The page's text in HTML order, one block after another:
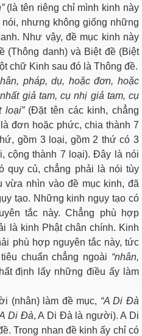
(là tên riêng chỉ mình kinh này
nhưng không giống những
Như vậy, đề mục kinh này
(Thông danh) và Biệt đề (Biệt
chữ Kinh sau đó là Thông đề.
pháp, dụ, hoặc đơn, hoặc
giả tam, cụ nhị giả tam, cụ
loại” (Đặt tên các kinh, chẳng
đơn hoặc phức, chia thành 7
gồm 3 loại, gồm 2 thứ có 3
cộng thành 7 loại). Đây là nói
quy củ, chẳng phải là nói tùy
vừa nhìn vào đề mục kinh, đã
tạo. Những kinh ngụy tạo có
tắc này. Chẳng phù hợp
là kinh Phật chân chính. Kinh
phù hợp nguyên tắc này, tức
chuẩn chẳng ngoài “nhân,
định lấy những điều ấy làm
(nhân) làm đề mục, “A Di Đà
Di Đà, A Di Đà là người). A Di
Trong nhan đề kinh ấy chỉ có